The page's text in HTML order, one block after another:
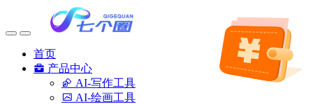
首页
产品中心
AI-写作工具
AI-绘画工具